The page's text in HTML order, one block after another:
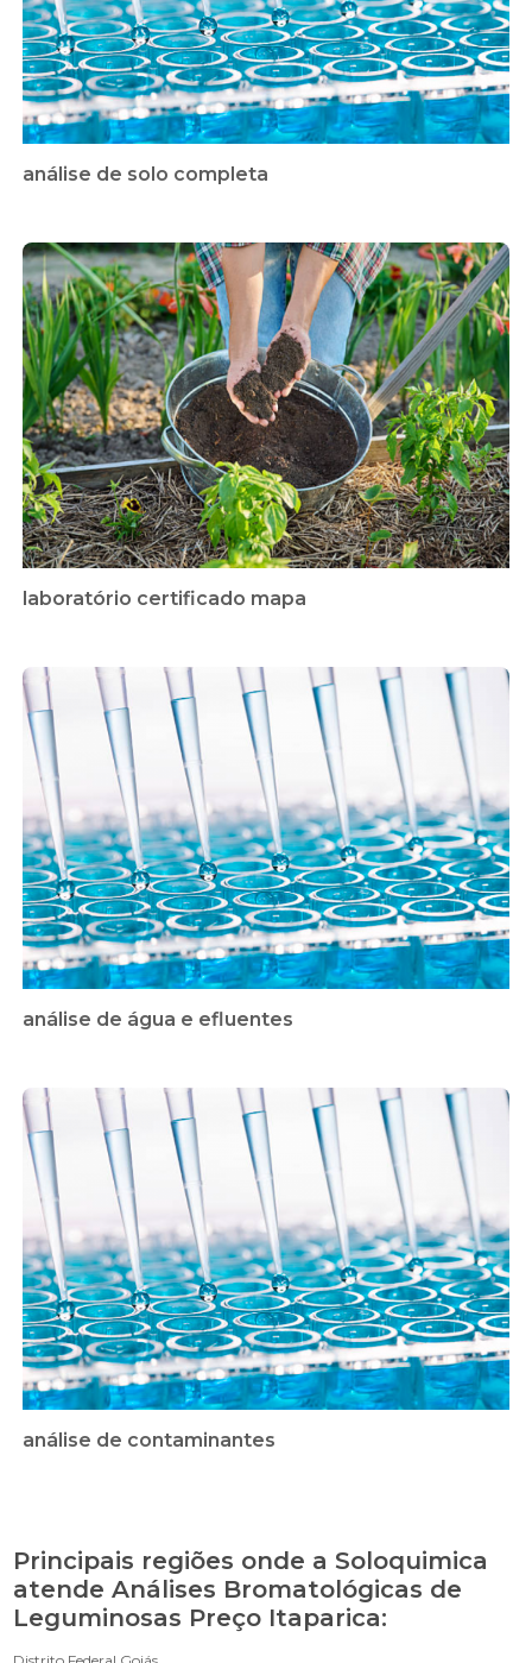
análise de solo completa
laboratório certificado mapa
análise de água e efluentes
análise de contaminantes
Principais regiões onde a Soloquimica
atende Análises Bromatológicas de
Leguminosas Preço Itaparica: